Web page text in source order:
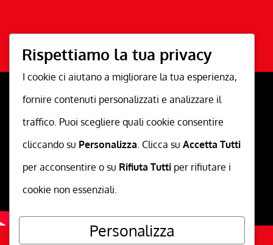
Rispettiamo la tua privacy
I cookie ci aiutano a migliorare la tua esperienza,
fornire contenuti personalizzati e analizzare il
traffico. Puoi scegliere quali cookie consentire
cliccando su Personalizza. Clicca su Accetta Tutti
per acconsentire o su Rifiuta Tutti per rifiutare i
cookie non essenziali.
Personalizza